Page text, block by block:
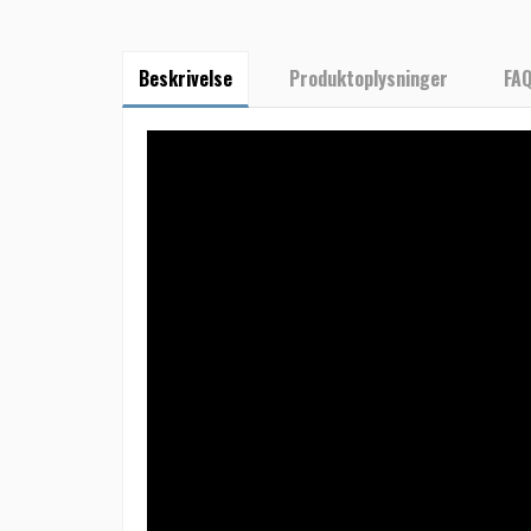
Beskrivelse Produktoplysninger